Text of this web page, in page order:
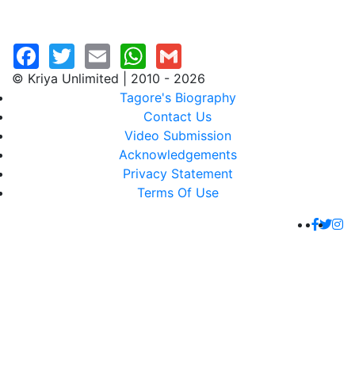
© Kriya Unlimited | 2010 - 2026
Tagore's Biography
Contact Us
Video Submission
Acknowledgements
Privacy Statement
Terms Of Use